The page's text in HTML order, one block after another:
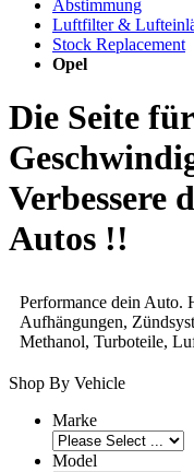
Abstimmung
Luftfilter &
Stock Replacement
Opel
Die Seite für
Verbessere
Autos !!
Performance dein Auto.
Aufhängungen,
Methanol, Turboteile,
Shop By Vehicle
Marke
Model